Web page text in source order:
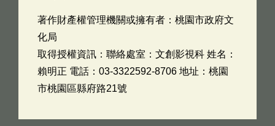
著作財產權管理機關或擁有者：桃園市政府文
化局
取得授權資訊：聯絡處室：文創影視科 姓名：
賴明正 電話：03-3322592-8706 地址：桃園
市桃園區縣府路21號